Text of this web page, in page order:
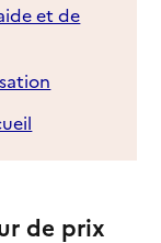
et de
de prix